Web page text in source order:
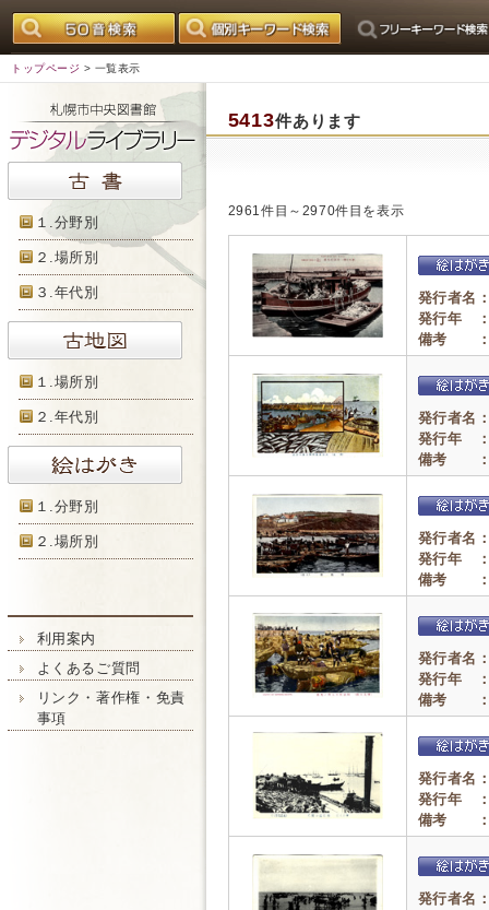
トップページ > 一覧表示
１.分野別
２.場所別
３.年代別
１.場所別
２.年代別
１.分野別
２.場所別
利用案内
よくあるご質問
リンク・著作権・免責
事項
5413件あります
2961件目～2970件目を表示
発行者名
発行年
備考
発行者名
発行年
備考
発行者名
発行年
備考
発行者名
発行年
備考
発行者名
発行年
備考
発行者名